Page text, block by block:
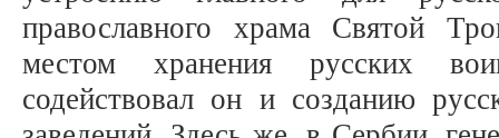
православного храма Святой
местом хранения русских
содействовал он и созданию